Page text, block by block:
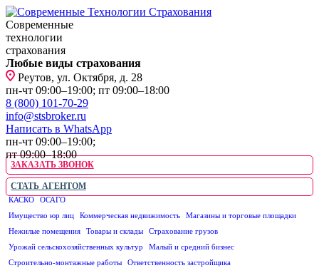
Современные
технологии
страхования
Любые виды страхования
Реутов, ул. Октября, д. 28
пн-чт 09:00–19:00; пт 09:00–18:00
8 (800) 101-70-29
info@stsbroker.ru
Написать в WhatsApp
пн-чт 09:00–19:00;
пт 09:00–18:00
ЗАКАЗАТЬ ЗВОНОК
СТАТЬ АГЕНТОМ
КАСКО ОСАГО
Имущество юр лиц
Коммерческая недвижимость
Магазины и торговые площадки
Нежилые помещения
Товары и склады
Страхование грузов
Урожай сельскохозяйственных культур
Малый и средний бизнес
Строительно-монтажные работы
Ответственность застройщика